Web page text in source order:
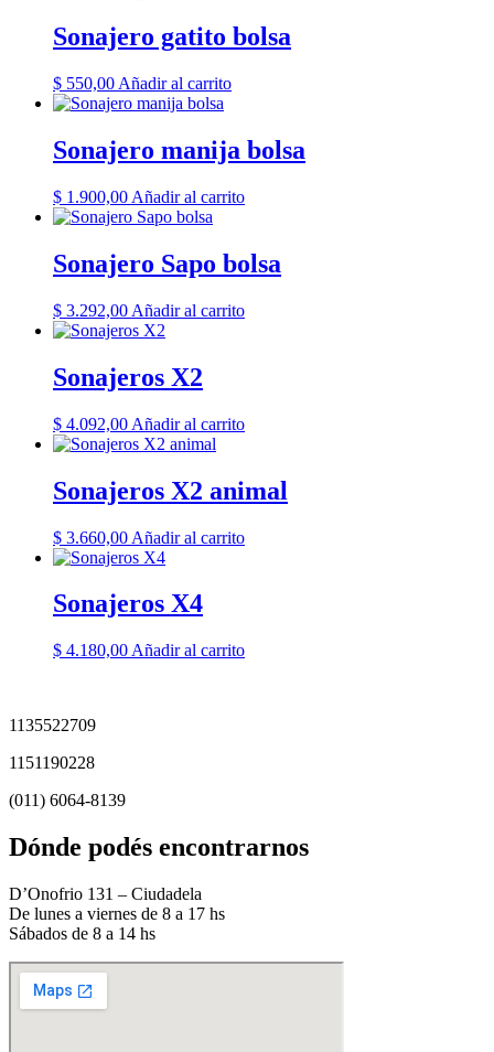
Sonajero gatito bolsa
$ 550,00 Añadir al carrito
Sonajero manija bolsa
$ 1.900,00 Añadir al carrito
Sonajero Sapo bolsa
$ 3.292,00 Añadir al carrito
Sonajeros X2
$ 4.092,00 Añadir al carrito
Sonajeros X2 animal
$ 3.660,00 Añadir al carrito
Sonajeros X4
$ 4.180,00 Añadir al carrito
1135522709
1151190228
(011) 6064-8139
Dónde podés encontrarnos
D’Onofrio 131 – Ciudadela
De lunes a viernes de 8 a 17 hs
Sábados de 8 a 14 hs